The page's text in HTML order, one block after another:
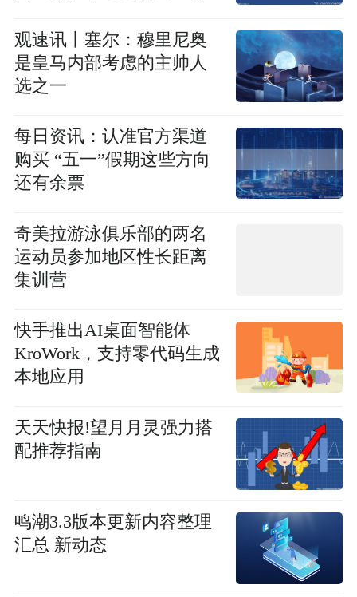
观速讯丨塞尔：穆里尼奥
是皇马内部考虑的主帅人
选之一
每日资讯：认准官方渠道
购买 “五一”假期这些方向
还有余票
奇美拉游泳俱乐部的两名
运动员参加地区性长距离
集训营
快手推出AI桌面智能体
KroWork，支持零代码生成
本地应用
天天快报!望月月灵强力搭
配推荐指南
鸣潮3.3版本更新内容整理
汇总 新动态